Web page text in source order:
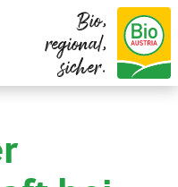
Bio,
regional,
sicher.